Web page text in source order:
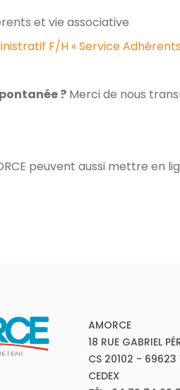
et vie associative
F/H « Service
? Merci de nous
peuvent aussi mettre en
AMORCE
18 RUE GABRIEL
CS 20102 - 69623
CEDEX